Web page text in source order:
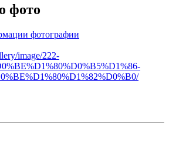
фото
фотографии
image/222-